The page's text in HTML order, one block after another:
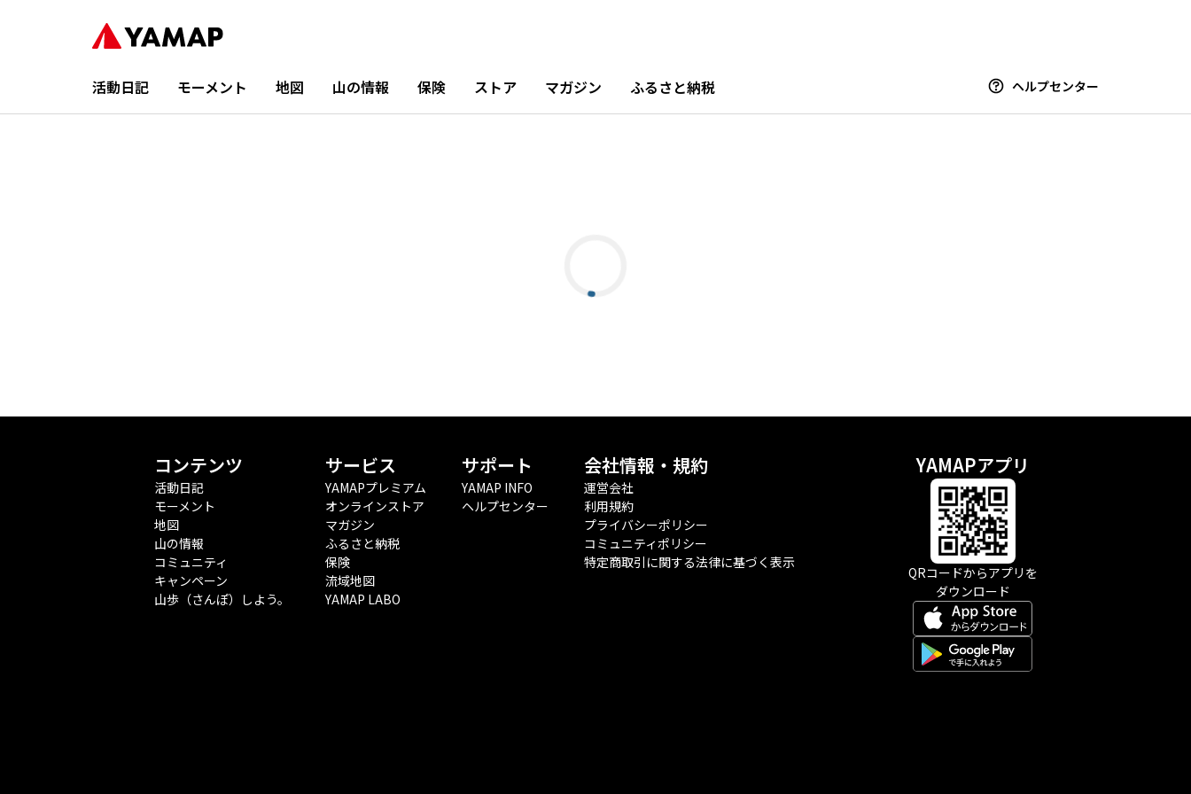
活動日記 モーメント 地図 山の情報 保険 ストア マガジン ふるさと納税 ヘルプセンター
コンテンツ
活動日記
モーメント
地図
山の情報
コミュニティ
キャンペーン
山歩（さんぽ）しよう。
サービス
YAMAPプレミアム
オンラインストア
マガジン
ふるさと納税
保険
流域地図
YAMAP LABO
サポート
YAMAP INFO
ヘルプセンター
会社情報・規約
運営会社
利用規約
プライバシーポリシー
コミュニティポリシー
特定商取引に関する法律に基づく表示
YAMAPアプリ
QRコードからアプリを
ダウンロード